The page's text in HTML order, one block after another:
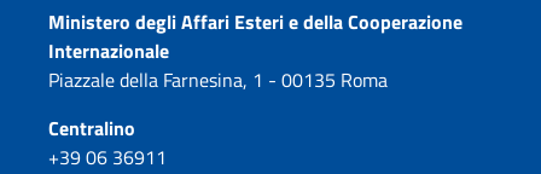
Contatti
Ministero degli Affari Esteri e della Cooperazione
Internazionale
Piazzale della Farnesina, 1 - 00135 Roma
Centralino
+39 06 36911